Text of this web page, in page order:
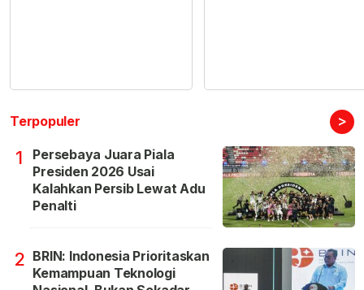
Terpopuler >
1
Persebaya Juara Piala
Presiden 2026 Usai
Kalahkan Persib Lewat Adu
Penalti
2 BRIN: Indonesia Prioritaskan
Kemampuan Teknologi